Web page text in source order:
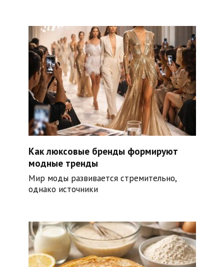
Как люксовые бренды формируют
модные тренды
Мир моды развивается стремительно,
однако источники